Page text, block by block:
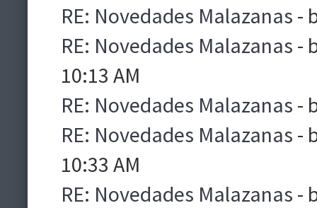
RE: Novedades Malazanas -
RE: Novedades Malazanas -
10:13 AM
RE: Novedades Malazanas -
RE: Novedades Malazanas -
10:33 AM
RE: Novedades Malazanas -